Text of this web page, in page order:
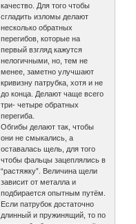
качество. Для того чтобы
сгладить изломы делают
несколько обратных
перегибов, которые на
первый взгляд кажутся
нелогичными, но, тем не
менее, заметно улучшают
кривизну патрубка, хотя и не
до конца. Делают чаще всего
три- четыре обратных
перегиба.
Обгибы делают так, чтобы
они не смыкались, а
оставалась щель, для того
чтобы фальцы зацеплялись в
“растяжку”. Величина щели
зависит от металла и
подбирается опытным путём.
Если патрубок достаточно
длинный и пружинящий, то по